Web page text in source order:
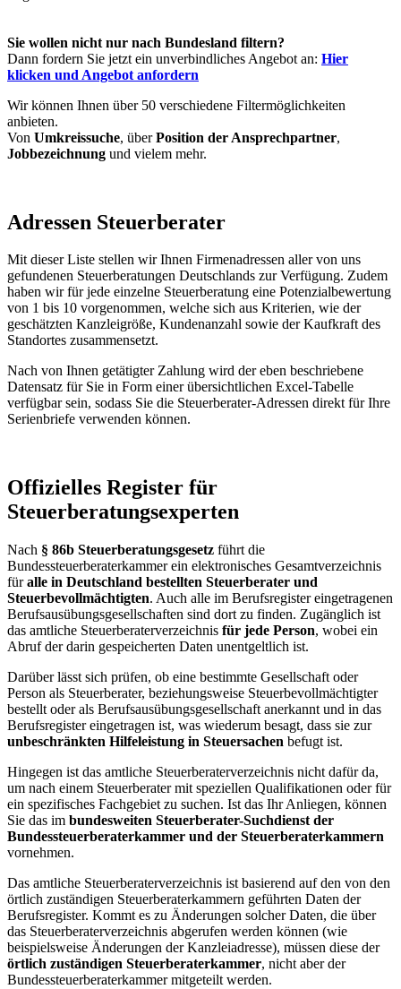
Sie wollen nicht nur nach Bundesland filtern?
Dann fordern Sie jetzt ein unverbindliches Angebot an: Hier
klicken und Angebot anfordern
Wir können Ihnen über 50 verschiedene Filtermöglichkeiten
anbieten.
Von Umkreissuche, überPosition der Ansprechpartner,
Jobbezeichnung und vielem mehr.
Adressen Steuerberater
Mit dieser Liste stellen wir Ihnen Firmenadressen aller von uns
gefundenen Steuerberatungen Deutschlands zur Verfügung. Zudem
haben wir für jede einzelne Steuerberatung eine Potenzialbewertung
von 1 bis 10 vorgenommen, welche sich aus Kriterien, wie der
geschätzten Kanzleigröße, Kundenanzahl sowie der Kaufkraft des
Standortes zusammensetzt.
Nach von Ihnen getätigter Zahlung wird der eben beschriebene
Datensatz für Sie in Form einer übersichtlichen Excel-Tabelle
verfügbar sein, sodass Sie die Steuerberater-Adressen direkt für Ihre
Serienbriefe verwenden können.
Offizielles Register für
Steuerberatungsexperten
Nach § 86b Steuerberatungsgesetz führt die
Bundessteuerberaterkammer ein elektronisches Gesamtverzeichnis
füralle in Deutschland bestellten Steuerberater und
Steuerbevollmächtigten. Auch alle im Berufsregister eingetragenen
Berufsausübungsgesellschaften sind dort zu finden. Zugänglich ist
das amtliche Steuerberaterverzeichnis für jede Person, wobei ein
Abruf der darin gespeicherten Daten unentgeltlich ist.
Darüber lässt sich prüfen, ob eine bestimmte Gesellschaft oder
Person als Steuerberater, beziehungsweise Steuerbevollmächtigter
bestellt oder als Berufsausübungsgesellschaft anerkannt und in das
Berufsregister eingetragen ist, was wiederum besagt, dass sie zur
unbeschränkten Hilfeleistung in Steuersachen befugt ist.
Hingegen ist das amtliche Steuerberaterverzeichnis nicht dafür da,
um nach einem Steuerberater mit speziellen Qualifikationen oder für
ein spezifisches Fachgebiet zu suchen. Ist das Ihr Anliegen, können
Sie das im bundesweiten Steuerberater-Suchdienst der
Bundessteuerberaterkammer und der Steuerberaterkammern
vornehmen.
Das amtliche Steuerberaterverzeichnis ist basierend auf den von den
örtlich zuständigen Steuerberaterkammern geführten Daten der
Berufsregister. Kommt es zu Änderungen solcher Daten, die über
das Steuerberaterverzeichnis abgerufen werden können (wie
beispielsweise Änderungen der Kanzleiadresse), müssen diese der
örtlich zuständigen Steuerberaterkammer, nicht aber der
Bundessteuerberaterkammer mitgeteilt werden.